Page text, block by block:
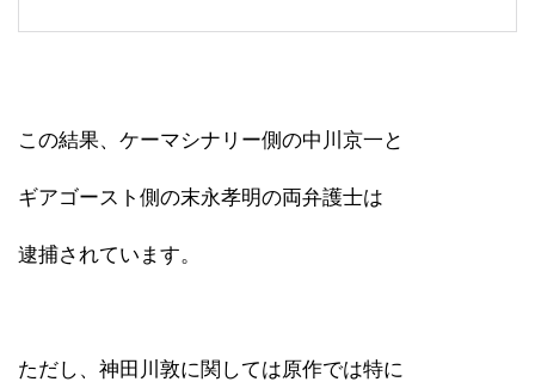
この結果、ケーマシナリー側の中川京一と
ギアゴースト側の末永孝明の両弁護士は
逮捕されています。
ただし、神田川敦に関しては原作では特に